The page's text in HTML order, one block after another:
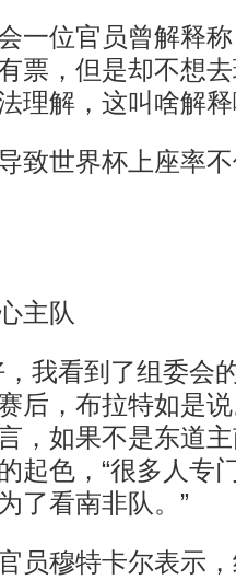
位官员曾解释称
票，但是却不想
理解，这叫啥解
世界杯上座率不
主队
看到了组委会
后，布拉特如是
，如果不是东道
起色，“很多人专
了看南非队。”
穆特卡尔表示，